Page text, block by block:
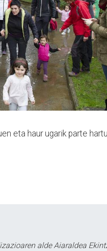
eta haur ugarik parte
alde Aiaraldea